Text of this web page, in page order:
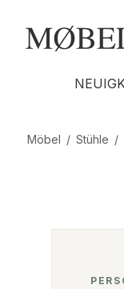
Möbel / Stühle /